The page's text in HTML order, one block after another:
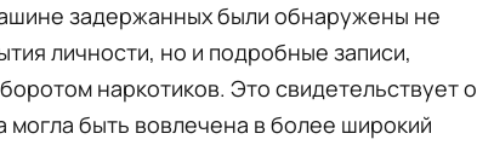
задержанных были обнаружены не
личности, но и подробные записи,
наркотиков. Это свидетельствует о
могла быть вовлечена в более широкий